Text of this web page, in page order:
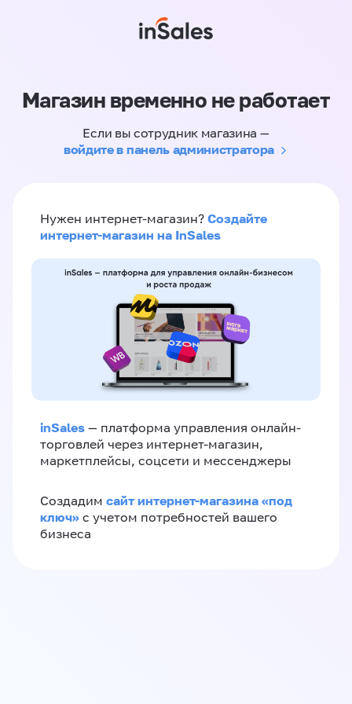
Магазин временно не работает
Если вы сотрудник магазина —
войдите в панель администратора
Нужен интернет-магазин? Создайте
интернет-магазин на InSales
inSales — платформа управления онлайн-
торговлей через интернет-магазин,
маркетплейсы, соцсети и мессенджеры
Создадим сайт интернет-магазина «под
ключ» с учетом потребностей вашего
бизнеса